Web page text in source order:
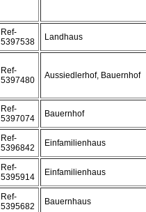
Ref-
5397538
Landhaus
Ref-
5397480
Aussiedlerhof, Bauernhof
Ref-
5397074
Bauernhof
Ref-
5396842
Einfamilienhaus
Ref-
5395914
Einfamilienhaus
Ref-
5395682
Bauernhaus